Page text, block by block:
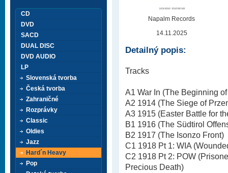
Napalm Records
14.11.2025
Detailný popis:
Tracks
A1 War In (The Beginning
A2 1914 (The Siege of
A3 1915 (Easter Battle for
B1 1916 (The Südtirol
B2 1917 (The Isonzo Front)
C1 1918 Pt 1: WIA
C2 1918 Pt 2: POW
Precious Death)
CD
DVD
SACD
DUAL DISC
DVD AUDIO
LP
Slovenská tvorba
Česká tvorba
Zahraničné
Rozprávky
Classic
Oldies
Jazz
Hard´n Heavy
Pop